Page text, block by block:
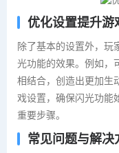
优化设置提升游
除了基本的设置外，玩
光功能的效果。例如，
相结合，创造出更加生
戏设置，确保闪光功能
重要步骤。
常见问题与解决